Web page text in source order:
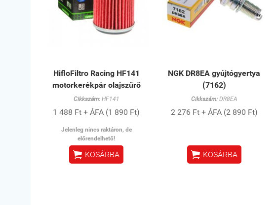
HifloFiltro Racing HF141
motorkerékpár olajszűrő
Cikkszám:HF141
1 488 Ft + ÁFA (1 890 Ft)
Jelenleg nincs raktáron, de
előrendelhető!
 KOSÁRBA
NGK DR8EA gyújtógyertya
(7162)
Cikkszám:DR8EA
2 276 Ft + ÁFA (2 890 Ft)
 KOSÁRBA